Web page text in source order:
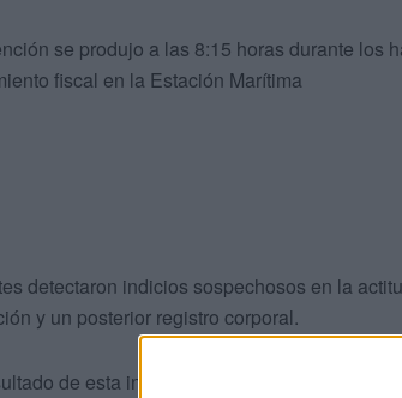
se produjo a las 8:15 horas durante los
fiscal en la Estación Marítima
detectaron indicios sospechosos en la
y un posterior registro corporal.
de esta inspección minuciosa, se